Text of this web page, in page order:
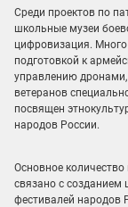
Среди проектов по
школьные музеи
цифровизация.
подготовкой к
управлению дронами,
ветеранов
посвящен
народов России.
Основное
связано с созданием
фестивалей народов